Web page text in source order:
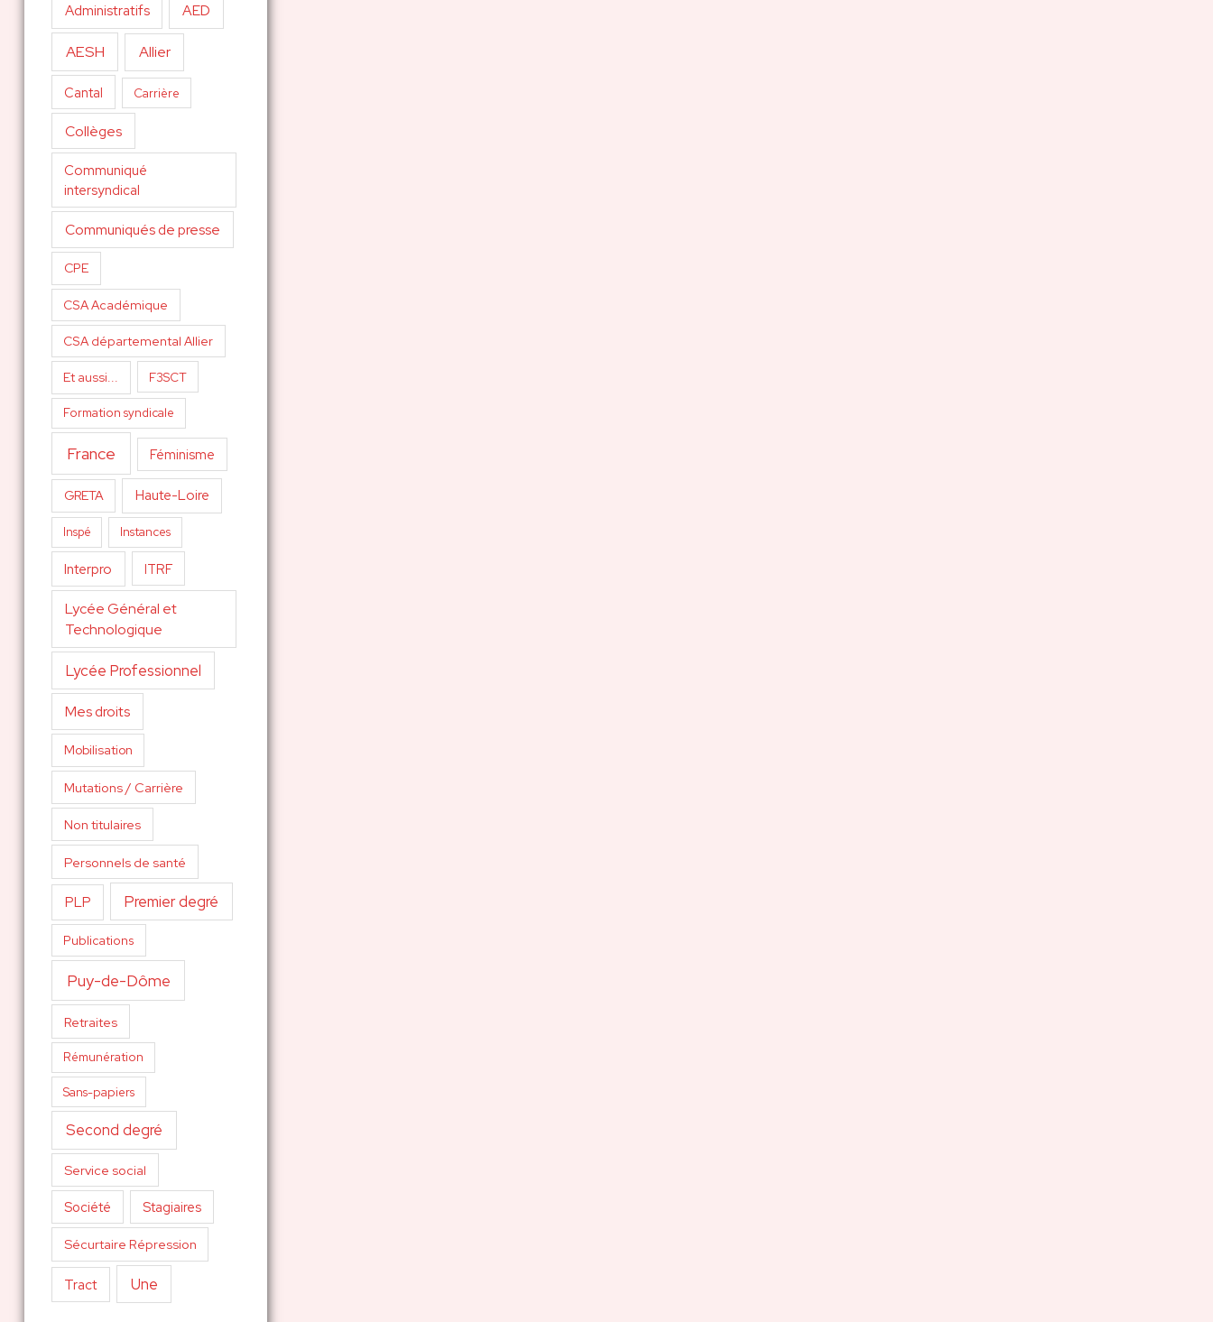
Administratifs AED
AESH Allier
Cantal Carrière
Collèges
Communiqué
intersyndical
Communiqués de presse
CPE
CSA Académique
CSA départemental Allier
Et aussi... F3SCT
Formation syndicale
France Féminisme
GRETA Haute-Loire
Inspé Instances
Interpro ITRF
Lycée Général et
Technologique
Lycée Professionnel
Mes droits
Mobilisation
Mutations / Carrière
Non titulaires
Personnels de santé
PLP Premier degré
Publications
Puy-de-Dôme
Retraites
Rémunération
Sans-papiers
Second degré
Service social
Société Stagiaires
Sécurtaire Répression
Tract Une